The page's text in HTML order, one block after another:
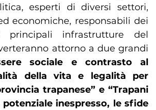
esperti di diversi settori,
economiche, responsabili dei
principali infrastrutture del
attorno a due grandi
sociale e contrasto al
della vita e legalità per
trapanese” e “Trapani
inespresso, le sfide